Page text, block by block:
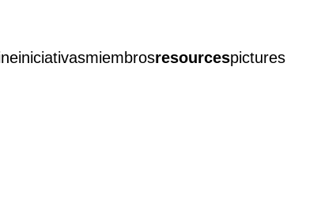
iniciativasmiembrosresourcespictures